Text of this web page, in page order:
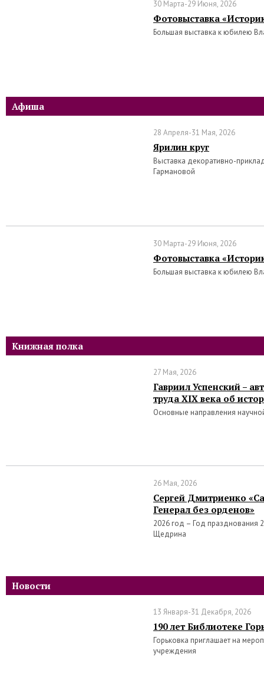
30 Марта-29 Июня, 2026
Фотовыставка
Большая выставка к юбилею
Афиша
28 Апреля-31 Мая, 2026
Ярилин круг
Выставка декоративно-
Гармановой
30 Марта-29 Июня, 2026
Фотовыставка
Большая выставка к юбилею
Книжная полка
27 Мая, 2026
Гавриил Успенский –
труда XIX века об
Основные направления
26 Мая, 2026
Сергей Дмитриенко
Генерал без орденов»
2026 год – Год празднования
Щедрина
Новости
13 Января-31 Декабря, 2026
190 лет Библиотеке
Горьковка приглашает на
учреждения